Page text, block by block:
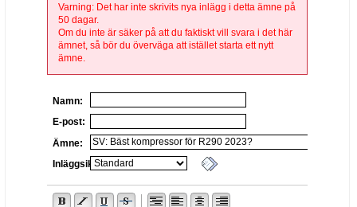
Varning: Det har inte skrivits nya inlägg i detta ämne på
50 dagar.
Om du inte är säker på att du faktiskt vill svara i det här
ämnet, så bör du överväga att istället starta ett nytt
ämne.
Namn:
E-post:
Ämne:
Inläggsikon: